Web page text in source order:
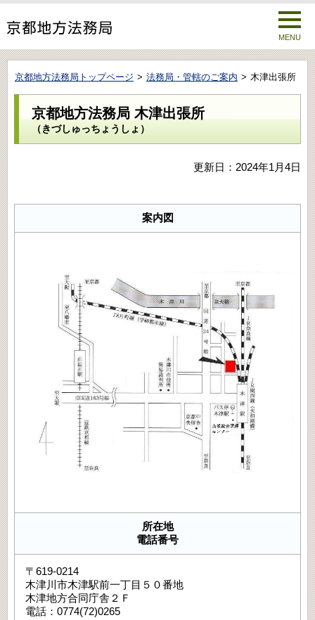
MENU
京都地方法務局トップページ 法務局・管轄のご案内 木津出張所
京都地方法務局 木津出張所
（きづしゅっちょうしょ）
更新日：2024年1月4日
案内図
所在地
電話番号
〒619-0214
木津川市木津駅前一丁目５０番地
木津地方合同庁舎２Ｆ
電話：0774(72)0265